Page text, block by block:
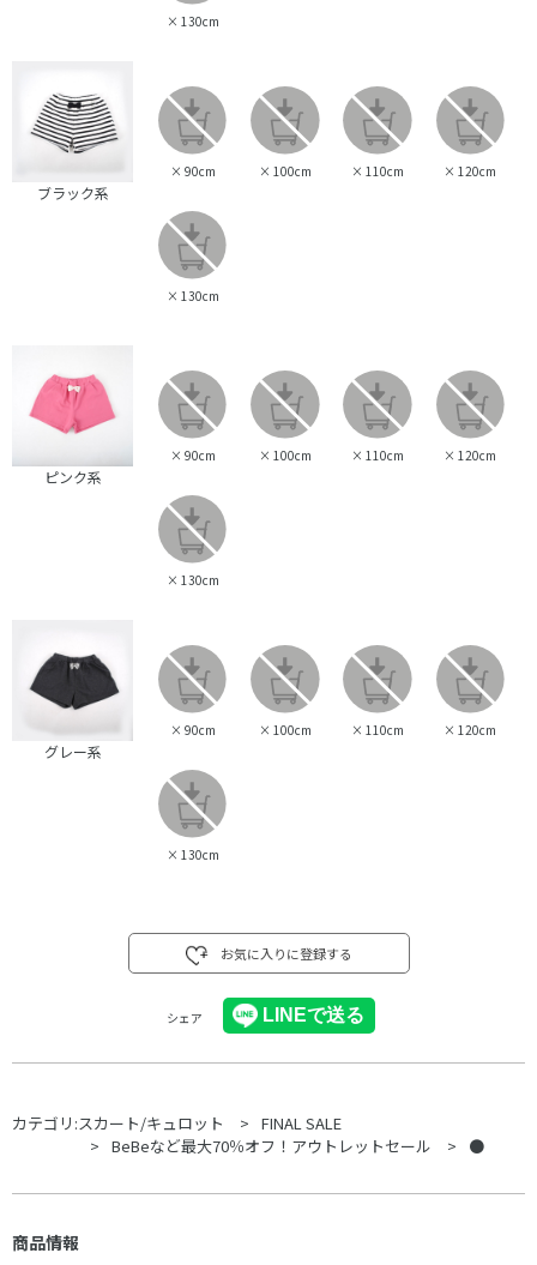
× 130cm
ブラック系
× 90cm × 100cm × 110cm × 120cm
× 130cm
ピンク系
× 90cm × 100cm × 110cm × 120cm
× 130cm
グレー系
× 90cm × 100cm × 110cm × 120cm
× 130cm
お気に入りに登録する
シェア
カテゴリ:スカート/キュロット
FINAL SALE
BeBeなど最大70％オフ！アウトレットセール
●
商品情報